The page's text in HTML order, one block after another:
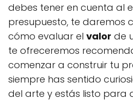
debes tener en cuenta al
presupuesto, te daremos
cómo evaluar el valor de
te ofreceremos
comenzar a construir tu
siempre has sentido
del arte y estás listo para